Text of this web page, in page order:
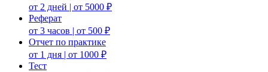
от 2 дней | от 5000 ₽
Реферат
от 3 часов | от 500 ₽
Отчет по практике
от 1 дня | от 1000 ₽
Тест